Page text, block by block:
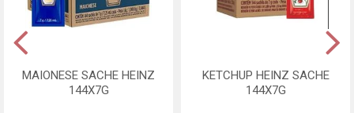
MAIONESE SACHE HEINZ
144X7G
KETCHUP HEINZ SACHE
144X7G